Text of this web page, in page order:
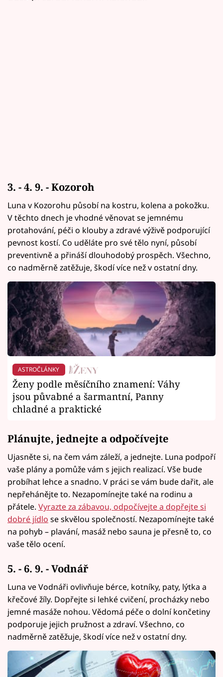
3. - 4. 9. - Kozoroh
Luna v Kozorohu působí na kostru, kolena a pokožku.
V těchto dnech je vhodné věnovat se jemnému
protahování, péči o klouby a zdravé výživě podporující
pevnost kostí. Co uděláte pro své tělo nyní, působí
preventivně a přináší dlouhodobý prospěch. Všechno,
co nadměrně zatěžuje, škodí více než v ostatní dny.
ASTROČLÁNKY
Ženy podle měsíčního znamení: Váhy
jsou půvabné a šarmantní, Panny
chladné a praktické
Plánujte, jednejte a odpočívejte
Ujasněte si, na čem vám záleží, a jednejte. Luna podpoří
vaše plány a pomůže vám s jejich realizací. Vše bude
probíhat lehce a snadno. V práci se vám bude dařit, ale
nepřehánějte to. Nezapomínejte také na rodinu a
přátele. Vyrazte za zábavou, odpočívejte a dopřejte si
dobré jídlo se skvělou společností. Nezapomínejte také
na pohyb – plavání, masáž nebo sauna je přesně to, co
vaše tělo ocení.
5. - 6. 9. - Vodnář
Luna ve Vodnáři ovlivňuje bérce, kotníky, paty, lýtka a
křečové žíly. Dopřejte si lehké cvičení, procházky nebo
jemné masáže nohou. Vědomá péče o dolní končetiny
podporuje jejich pružnost a zdraví. Všechno, co
nadměrně zatěžuje, škodí více než v ostatní dny.